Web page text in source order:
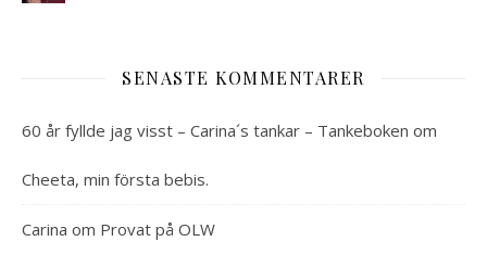
SENASTE KOMMENTARER
60 år fyllde jag visst – Carina´s tankar – Tankeboken om
Cheeta, min första bebis.
Carina om Provat på OLW